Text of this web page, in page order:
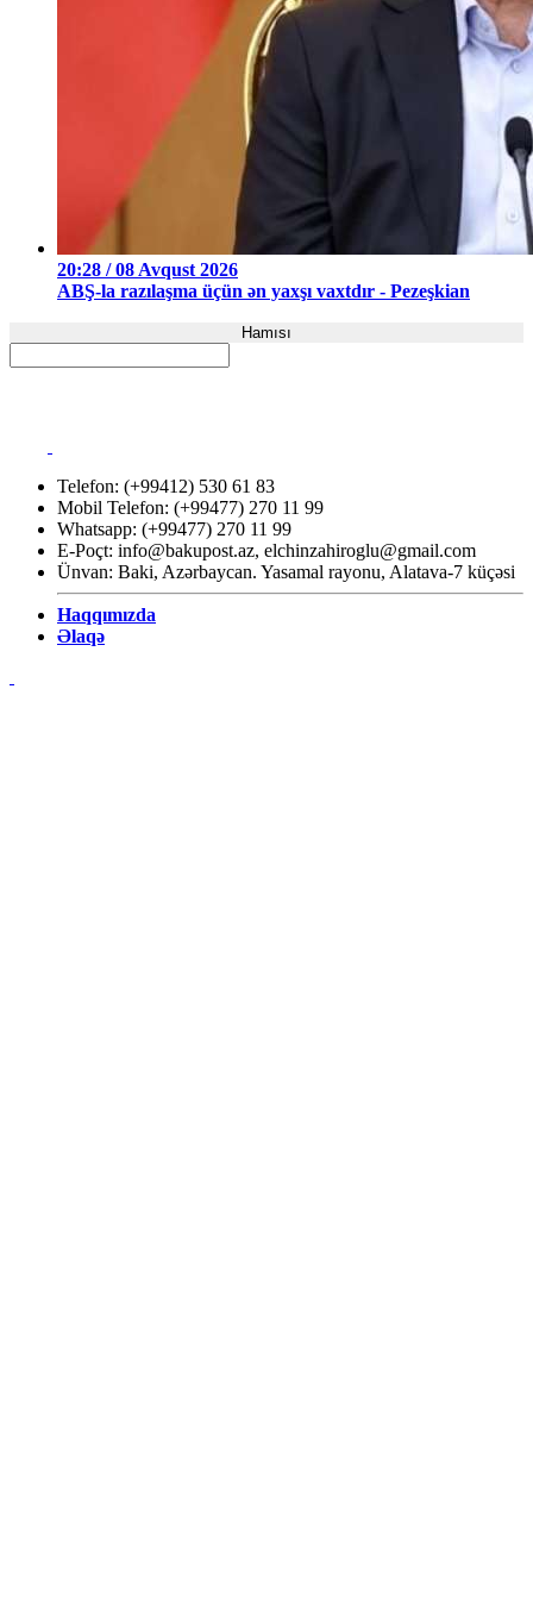
20:28 / 08 Avqust 2026
ABŞ-la razılaşma üçün ən yaxşı vaxtdır - Pezeşkian
Hamısı
Telefon: (+99412) 530 61 83
Mobil Telefon: (+99477) 270 11 99
Whatsapp: (+99477) 270 11 99
E-Poçt: info@bakupost.az, elchinzahiroglu@gmail.com
Ünvan: Baki, Azərbaycan. Yasamal rayonu, Alatava-7 küçəsi
Haqqımızda
Əlaqə